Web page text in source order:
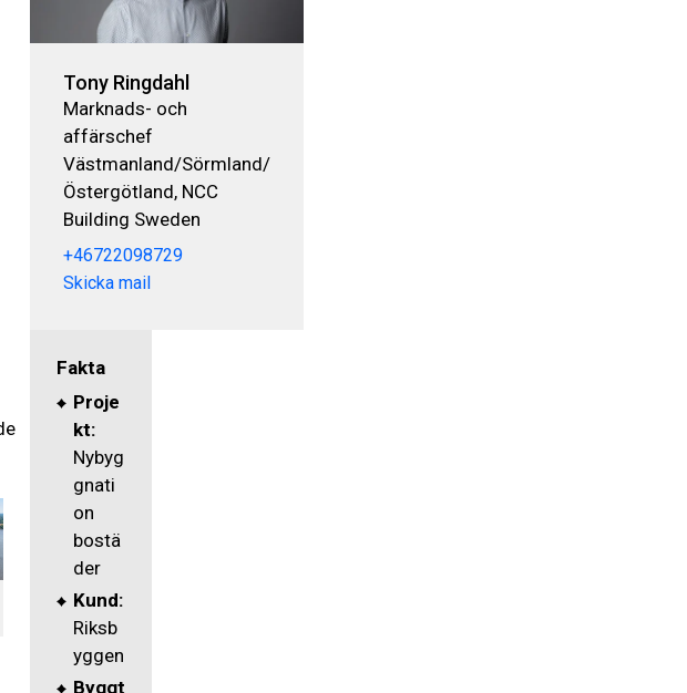
Tony Ringdahl
Marknads- och
affärschef
Västmanland/Sörmland/
Östergötland, NCC
Building Sweden
+46722098729
Skicka mail
Fakta
Proje
kt:
Nybyg
gnati
on
bostä
der
Kund:
Riksb
yggen
Byggt